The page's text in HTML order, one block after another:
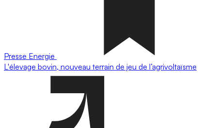
Presse Energie
L'élevage bovin, nouveau terrain de jeu de l’agrivoltaïsme